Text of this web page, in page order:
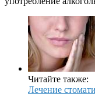
Читайте также:
Лечение